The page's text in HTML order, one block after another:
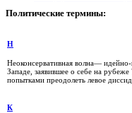
Политические термины:
Н
Неоконсервативная волна— идейно-
Западе, заявившее о себе на
попытками преодолеть левое
К